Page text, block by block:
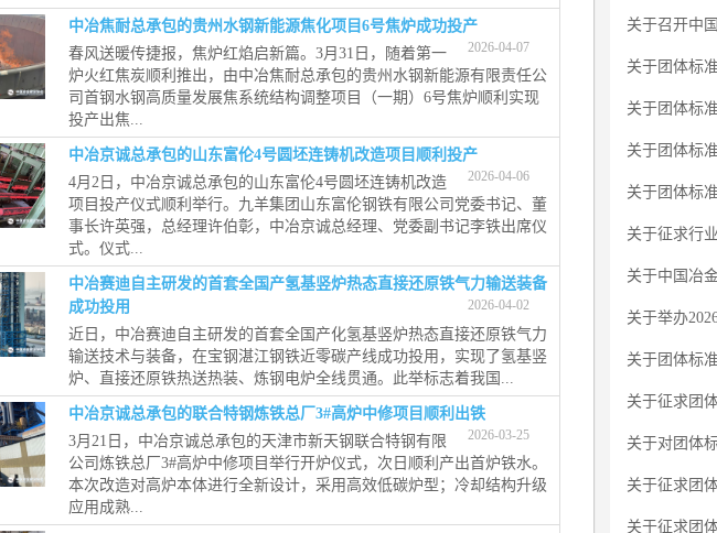
中冶焦耐总承包的贵州水钢新能源焦化项目6号焦炉成功投产
2026-04-07
春风送暖传捷报，焦炉红焰启新篇。3月31日，随着第一
炉火红焦炭顺利推出，由中冶焦耐总承包的贵州水钢新能源有限责任公
司首钢水钢高质量发展焦系统结构调整项目（一期）6号焦炉顺利实现
投产出焦...
中冶京诚总承包的山东富伦4号圆坯连铸机改造项目顺利投产
2026-04-06
4月2日，中冶京诚总承包的山东富伦4号圆坯连铸机改造
项目投产仪式顺利举行。九羊集团山东富伦钢铁有限公司党委书记、董
事长许英强，总经理许伯彰，中冶京诚总经理、党委副书记李铁出席仪
式。仪式...
中冶赛迪自主研发的首套全国产氢基竖炉热态直接还原铁气力输送装备
成功投用
2026-04-02
近日，中冶赛迪自主研发的首套全国产化氢基竖炉热态直接还原铁气力
输送技术与装备，在宝钢湛江钢铁近零碳产线成功投用，实现了氢基竖
炉、直接还原铁热送热装、炼钢电炉全线贯通。此举标志着我国...
中冶京诚总承包的联合特钢炼铁总厂3#高炉中修项目顺利出铁
2026-03-25
3月21日，中冶京诚总承包的天津市新天钢联合特钢有限
公司炼铁总厂3#高炉中修项目举行开炉仪式，次日顺利产出首炉铁水。
本次改造对高炉本体进行全新设计，采用高效低碳炉型；冷却结构升级
应用成熟...